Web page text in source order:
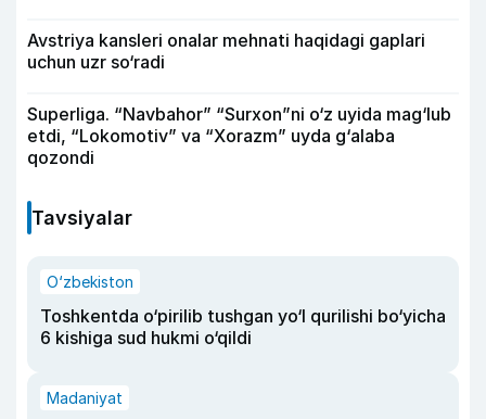
Avstriya kansleri onalar mehnati haqidagi gaplari
uchun uzr so‘radi
Superliga. “Navbahor” “Surxon”ni o‘z uyida mag‘lub
etdi, “Lokomotiv” va “Xorazm” uyda g‘alaba
qozondi
Tavsiyalar
O‘zbekiston
Toshkentda o‘pirilib tushgan yo‘l qurilishi bo‘yicha
6 kishiga sud hukmi o‘qildi
Madaniyat